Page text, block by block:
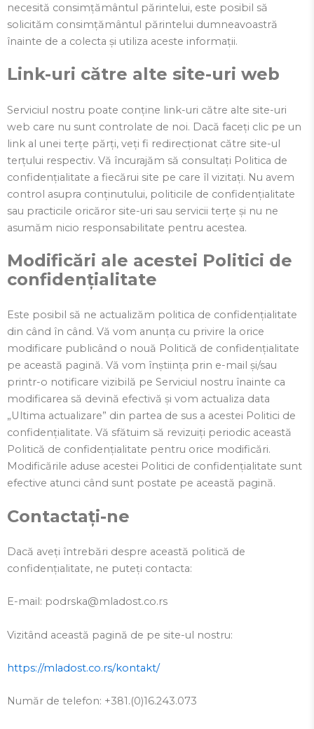
necesită consimțământul părintelui, este posibil să
solicităm consimțământul părintelui dumneavoastră
înainte de a colecta și utiliza aceste informații.
Link-uri către alte site-uri web
Serviciul nostru poate conține link-uri către alte site-uri
web care nu sunt controlate de noi. Dacă faceți clic pe un
link al unei terțe părți, veți fi redirecționat către site-ul
terțului respectiv. Vă încurajăm să consultați Politica de
confidențialitate a fiecărui site pe care îl vizitați. Nu avem
control asupra conținutului, politicile de confidențialitate
sau practicile oricăror site-uri sau servicii terțe și nu ne
asumăm nicio responsabilitate pentru acestea.
Modificări ale acestei Politici de
confidențialitate
Este posibil să ne actualizăm politica de confidențialitate
din când în când. Vă vom anunța cu privire la orice
modificare publicând o nouă Politică de confidențialitate
pe această pagină. Vă vom înștiința prin e-mail și/sau
printr-o notificare vizibilă pe Serviciul nostru înainte ca
modificarea să devină efectivă și vom actualiza data
„Ultima actualizare” din partea de sus a acestei Politici de
confidențialitate. Vă sfătuim să revizuiți periodic această
Politică de confidențialitate pentru orice modificări.
Modificările aduse acestei Politici de confidențialitate sunt
efective atunci când sunt postate pe această pagină.
Contactați-ne
Dacă aveți întrebări despre această politică de
confidențialitate, ne puteți contacta:
E-mail: podrska@mladost.co.rs
Vizitând această pagină de pe site-ul nostru:
https://mladost.co.rs/kontakt/
Număr de telefon: +381.(0)16.243.073